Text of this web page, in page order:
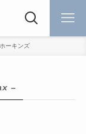
ーキンズ
–